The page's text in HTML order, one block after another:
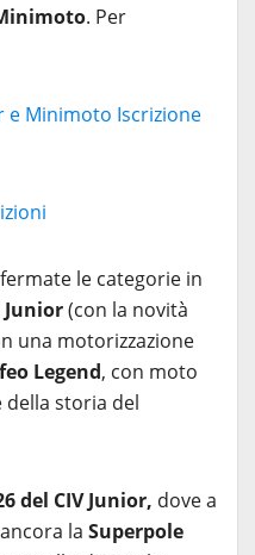
. Per
e Minimoto Iscrizione
le categorie in
Junior(con la novità
una motorizzazione
Legend, con moto
della storia del
del CIV Junior, dove a
la Superpole